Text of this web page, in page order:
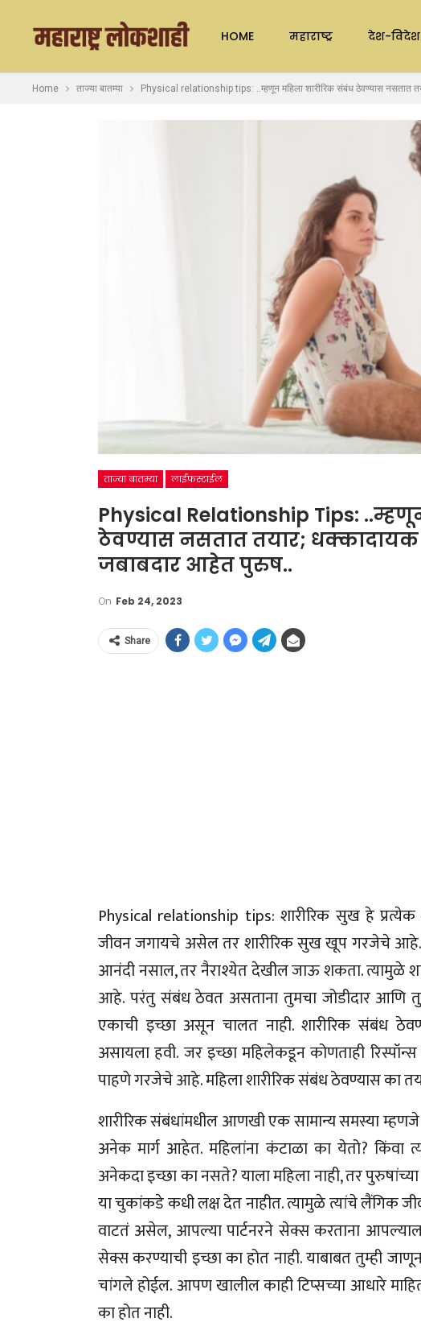
HOME महाराष्ट्र देश-विदेश
Home ताज्या बातम्या Physical relationship tips: ..म्हणून महिला शारीरिक संबंध ठेवण्यास नसतात
ताज्या बातम्या लाईफस्टाईल
Physical Relationship Tips:
ठेवण्यास नसतात तयार; धक्कादायक
जबाबदार आहेत पुरुष..
On Feb 24, 2023
Share
Physical relationship tips: शारीरिक सुख हे
जीवन जगायचे असेल तर शारीरिक सुख खूप गरजेचे आहे.
आनंदी नसाल, तर नैराश्येत देखील जाऊ शकता. त्यामुळे
आहे. परंतु संबंध ठेवत असताना तुमचा जोडीदार आणि
एकाची इच्छा असून चालत नाही. शारीरिक संबंध
असायला हवी. जर इच्छा महिलेकडून कोणताही
पाहणे गरजेचे आहे. महिला शारीरिक संबंध ठेवण्यास का
शारीरिक संबंधांमधील आणखी एक सामान्य समस्या
अनेक मार्ग आहेत. महिलांना कंटाळा का येतो? किंवा
अनेकदा इच्छा का नसते? याला महिला नाही, तर
या चुकांकडे कधी लक्ष देत नाहीत. त्यामुळे त्यांचे लैंगिक
वाटतं असेल, आपल्या पार्टनरने सेक्स करताना आपल्याला
सेक्स करण्याची इच्छा का होत नाही. याबाबत
चांगले होईल. आपण खालील काही टिप्सच्या आधारे
का होत नाही.